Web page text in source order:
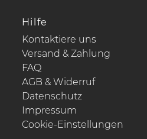
Hilfe
Kontaktiere uns
Versand & Zahlung
FAQ
AGB & Widerruf
Datenschutz
Impressum
Cookie-Einstellungen